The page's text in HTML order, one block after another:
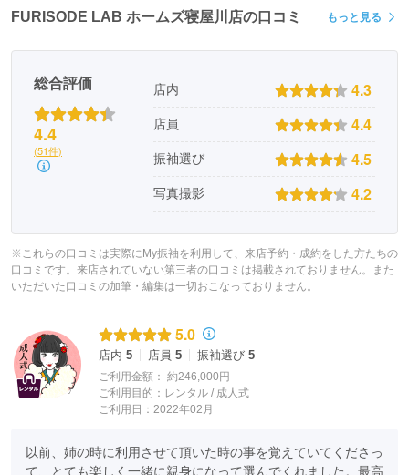
FURISODE LAB ホームズ寝屋川店の口コミ もっと見る
総合評価
4.4
(51件)
店内 4.3
店員 4.4
振袖選び 4.5
写真撮影 4.2
※これらの口コミは実際にMy振袖を利用して、来店予約・成約をした方たちの
口コミです。来店されていない第三者の口コミは掲載されておりません。また
いただいた口コミの加筆・編集は一切おこなっておりません。
5.0
店内 5 店員 5 振袖選び 5
ご利用金額： 約246,000円
ご利用目的： レンタル / 成人式
ご利用日：2022年02月
以前、姉の時に利用させて頂いた時の事を覚えていてくださっ
て、とても楽しく一緒に親身になって選んでくれました。最高